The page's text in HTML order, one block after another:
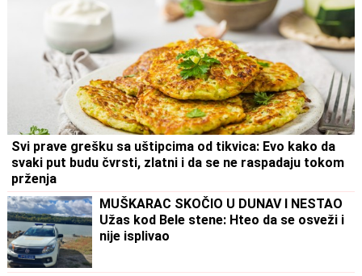
Svi prave grešku sa uštipcima od tikvica: Evo kako da
svaki put budu čvrsti, zlatni i da se ne raspadaju tokom
prženja
MUŠKARAC SKOČIO U DUNAV I NESTAO
Užas kod Bele stene: Hteo da se osveži i
nije isplivao